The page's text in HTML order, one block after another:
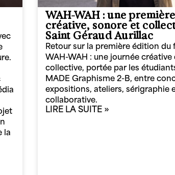
la
WAH-WAH : une
créative, sonore et
Saint Géraud Aurillac
Retour sur la première édition du
WAH-WAH : une journée créative
collective, portée par les
MADE Graphisme 2-B, entre
expositions, ateliers, sérigraphie
collaborative.
LIRE LA SUITE »